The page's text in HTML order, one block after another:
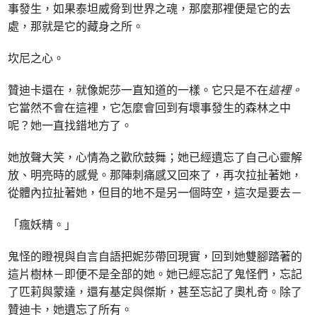
事發生，如果泰坦威脅到世界之魂，那麼那裡便是它的去
處，那就是它的藏身之所。
坎尼之心。
贊迪卡還在，就像妮莎一直知道的一樣。它只是不在這裡。
它當然不會在這裡，它怎麼會回到有壞事發生的森林之中
呢？她一直找錯地方了。
她放聲大笑，心情為之歡欣鼓舞；她已經遺忘了自己心靈解
放、明亮時的感覺。那陣刺痛感又回來了，再次拉扯著她，
從體內拉扯著她，但目的地不是另一個時空，這次是要去－
「瘋妖精。」
鬼怪的瞪視與自言自語把妮莎帶回現實，回到她雙腳踏著的
這片樹林－即便不是全部的她。她已經忘記了鬼怪們，忘記
了匹莉與蒙達，還有基定與傑斯，甚至忘記了奧札奇。除了
贊迪卡，她遺忘了所有。